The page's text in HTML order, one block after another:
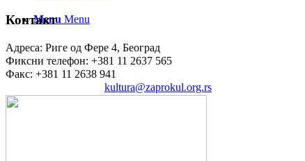
Menu Menu
Контакт
Адреса: Риге од Фере 4, Београд
Фиксни телефон: +381 11 2637 565
Факс: +381 11 2638 941
kultura@zaprokul.org.rs